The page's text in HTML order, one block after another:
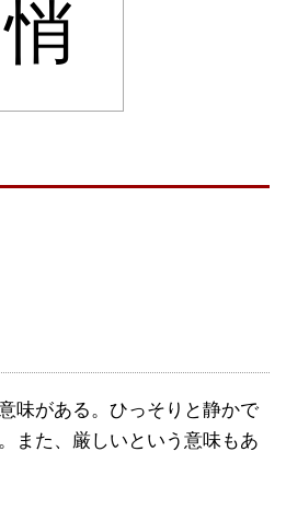
悄
味がある。ひっそりと静かで
また、厳しいという意味もあ